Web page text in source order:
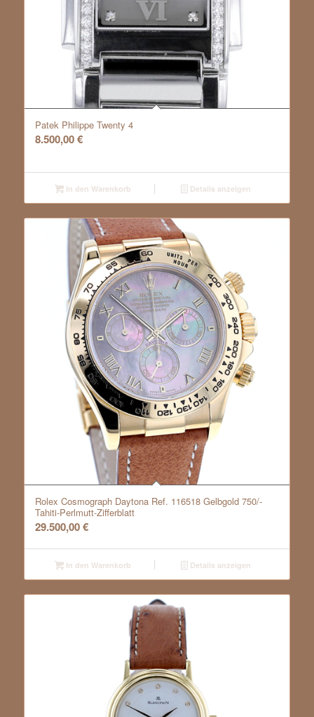
Patek Philippe Twenty 4
8.500,00€
In den Warenkorb Details anzeigen
Rolex Cosmograph Daytona Ref. 116518 Gelbgold 750/-
Tahiti-Perlmutt-Zifferblatt
29.500,00€
In den Warenkorb Details anzeigen